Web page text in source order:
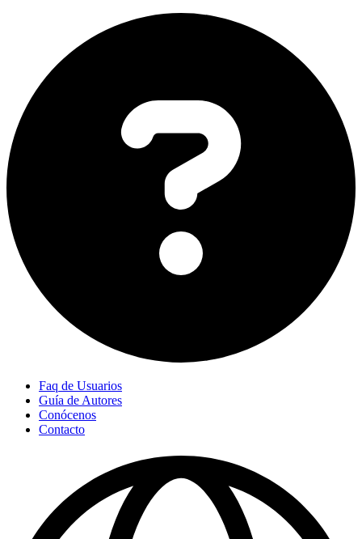
Faq de Usuarios
Guía de Autores
Conócenos
Contacto